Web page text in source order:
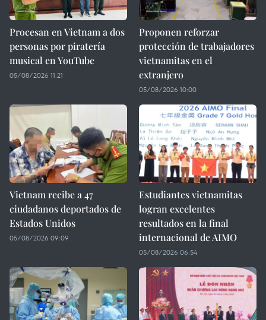
Procesan en Vietnam a dos
personas por piratería
musical en YouTube
05/08/2026 11:21
Proponen reforzar
protección de trabajadores
vietnamitas en el
extranjero
05/08/2026 10:00
Vietnam recibe a 47
ciudadanos deportados de
Estados Unidos
05/08/2026 09:09
Estudiantes vietnamitas
logran excelentes
resultados en la final
internacional de AIMO
05/08/2026 06:54